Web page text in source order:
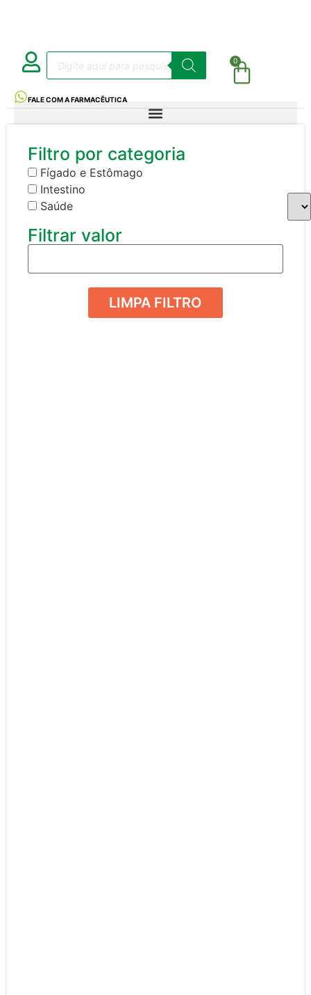
0
FALE COM A FARMACÊUTICA
Filtro por categoria
Fígado e Estômago
Intestino
Saúde
Filtrar valor
LIMPA FILTRO